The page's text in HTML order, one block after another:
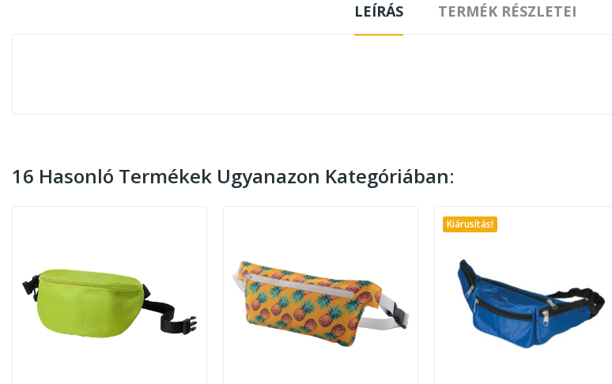
LEÍRÁS TERMÉK RÉSZLETEI
16 Hasonló Termékek Ugyanazon Kategóriában:
Kiárusítás!